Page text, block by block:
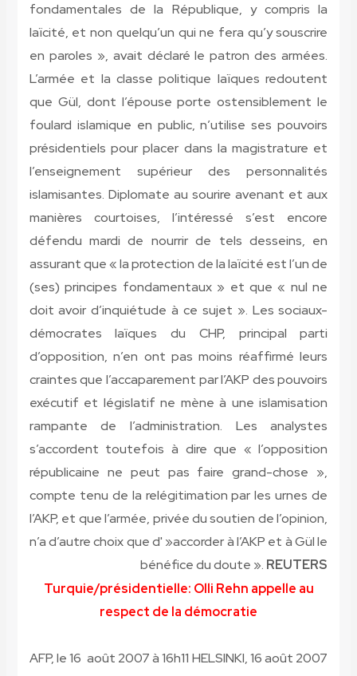
fondamentales de la République, y compris la
laïcité, et non quelqu’un qui ne fera qu’y souscrire
en paroles », avait déclaré le patron des armées.
L’armée et la classe politique laïques redoutent
que Gül, dont l’épouse porte ostensiblement le
foulard islamique en public, n’utilise ses pouvoirs
présidentiels pour placer dans la magistrature et
l’enseignement supérieur des personnalités
islamisantes. Diplomate au sourire avenant et aux
manières courtoises, l’intéressé s’est encore
défendu mardi de nourrir de tels desseins, en
assurant que « la protection de la laïcité est l’un de
(ses) principes fondamentaux » et que « nul ne
doit avoir d’inquiétude à ce sujet ». Les sociaux-
démocrates laïques du CHP, principal parti
d’opposition, n’en ont pas moins réaffirmé leurs
craintes que l’accaparement par l’AKP des pouvoirs
exécutif et législatif ne mène à une islamisation
rampante de l’administration. Les analystes
s’accordent toutefois à dire que « l’opposition
républicaine ne peut pas faire grand-chose »,
compte tenu de la relégitimation par les urnes de
l’AKP, et que l’armée, privée du soutien de l’opinion,
n’a d’autre choix que d' »accorder à l’AKP et à Gül le
bénéfice du doute ». REUTERS
Turquie/présidentielle: Olli Rehn appelle au
respect de la démocratie
AFP, le 16 août 2007 à 16h11 HELSINKI, 16 août 2007